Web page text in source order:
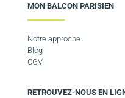
MON BALCON PARISIEN
Notre approche
Blog
CGV
RETROUVEZ-NOUS EN